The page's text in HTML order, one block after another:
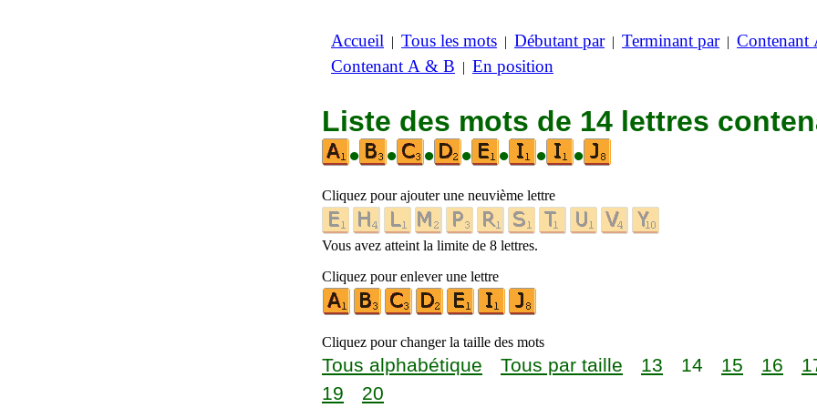
Accueil | Tous les mots | Débutant par| Terminant par| Contenant
Contenant A & B | En position
Liste des mots de 14 lettres
•
• • • • • •
Cliquez pour ajouter une neuvième lettre
Vous avez atteint la limite de 8 lettres.
Cliquez pour enlever une lettre
Cliquez pour changer la taille des mots
Tous alphabétique Tous par taille 13 14 15 16
19
20